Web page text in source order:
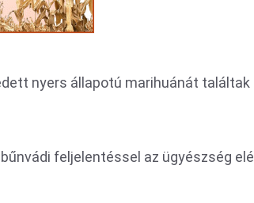
nyers állapotú marihuánát találtak
feljelentéssel az ügyészség elé